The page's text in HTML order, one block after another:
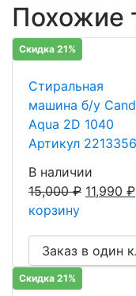
Похожие
Скидка 21%
Стиральная
машина б/у
Aqua 2D 1040
Артикул
В наличии
15,000₽ 11,990 ₽
корзину
Заказ в один
Скидка 21%